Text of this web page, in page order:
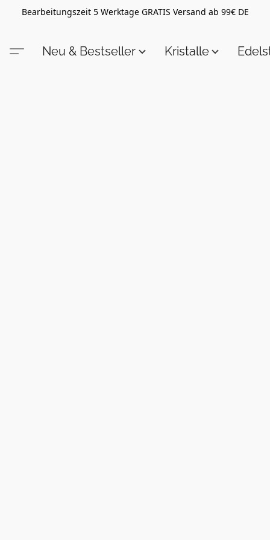
Bearbeitungszeit 5 Werktage GRATIS Versand ab 99€ DE
Neu & Bestseller Kristalle